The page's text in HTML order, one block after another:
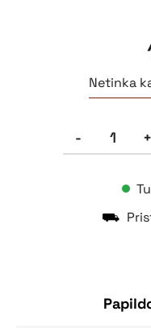
Netinka
-
produkto
kategorija
+
⛟